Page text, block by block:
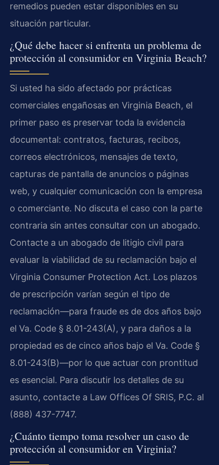
remedios pueden estar disponibles en su
situación particular.
¿Qué debe hacer si enfrenta un problema de
protección al consumidor en Virginia Beach?
Si usted ha sido afectado por prácticas
comerciales engañosas en Virginia Beach, el
primer paso es preservar toda la evidencia
documental: contratos, facturas, recibos,
correos electrónicos, mensajes de texto,
capturas de pantalla de anuncios o páginas
web, y cualquier comunicación con la empresa
o comerciante. No discuta el caso con la parte
contraria sin antes consultar con un abogado.
Contacte a un abogado de litigio civil para
evaluar la viabilidad de su reclamación bajo el
Virginia Consumer Protection Act. Los plazos
de prescripción varían según el tipo de
reclamación—para fraude es de dos años bajo
el Va. Code § 8.01-243(A), y para daños a la
propiedad es de cinco años bajo el Va. Code §
8.01-243(B)—por lo que actuar con prontitud
es esencial. Para discutir los detalles de su
asunto, contacte a Law Offices Of SRIS, P.C. al
(888) 437-7747.
¿Cuánto tiempo toma resolver un caso de
protección al consumidor en Virginia?